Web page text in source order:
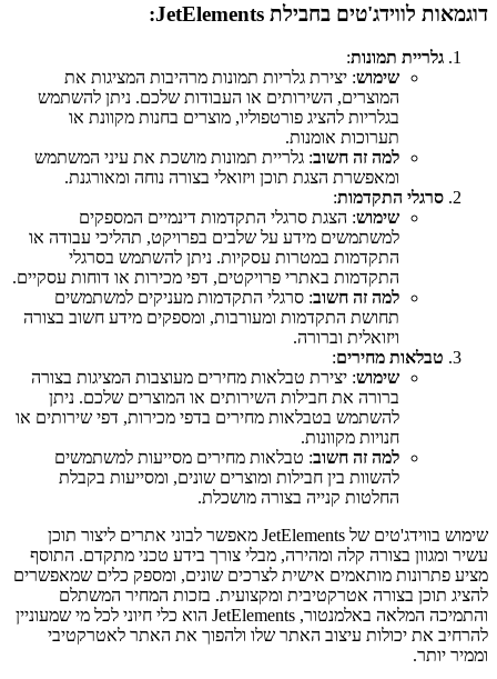
דוגמאות לווידג'טים בחבילת JetElements:
גלריית תמונות:
שימוש: יצירת גלריות תמונות מרהיבות המציגות את
המוצרים, השירותים או העבודות שלכם. ניתן להשתמש
בגלריות להציג פורטפוליו, מוצרים בחנות מקוונת או
תערוכות אומנות.
למה זה חשוב: גלריית תמונות מושכת את עיני המשתמש
ומאפשרת הצגת תוכן ויזואלי בצורה נוחה ומאורגנת.
סרגלי התקדמות:
שימוש: הצגת סרגלי התקדמות דינמיים המספקים
למשתמשים מידע על שלבים בפרויקט, תהליכי עבודה או
התקדמות במטרות עסקיות. ניתן להשתמש בסרגלי
התקדמות באתרי פרויקטים, דפי מכירות או דוחות עסקיים.
למה זה חשוב: סרגלי התקדמות מעניקים למשתמשים
תחושת התקדמות ומעורבות, ומספקים מידע חשוב בצורה
ויזואלית וברורה.
טבלאות מחירים:
שימוש: יצירת טבלאות מחירים מעוצבות המציגות בצורה
ברורה את חבילות השירותים או המוצרים שלכם. ניתן
להשתמש בטבלאות מחירים בדפי מכירות, דפי שירותים או
חנויות מקוונות.
למה זה חשוב: טבלאות מחירים מסייעות למשתמשים
להשוות בין חבילות ומוצרים שונים, ומסייעות בקבלת
החלטות קנייה בצורה מושכלת.
שימוש בווידג'טים של JetElements מאפשר לבוני אתרים ליצור תוכן
עשיר ומגוון בצורה קלה ומהירה, מבלי צורך בידע טכני מתקדם. התוסף
מציע פתרונות מותאמים אישית לצרכים שונים, ומספק כלים שמאפשרים
להציג תוכן בצורה אטרקטיבית ומקצועית. בזכות המחיר המשתלם
והתמיכה המלאה באלמנטור, JetElements הוא כלי חיוני לכל מי שמעוניין
להרחיב את יכולות עיצוב האתר שלו ולהפוך את האתר לאטרקטיבי
וממיר יותר.